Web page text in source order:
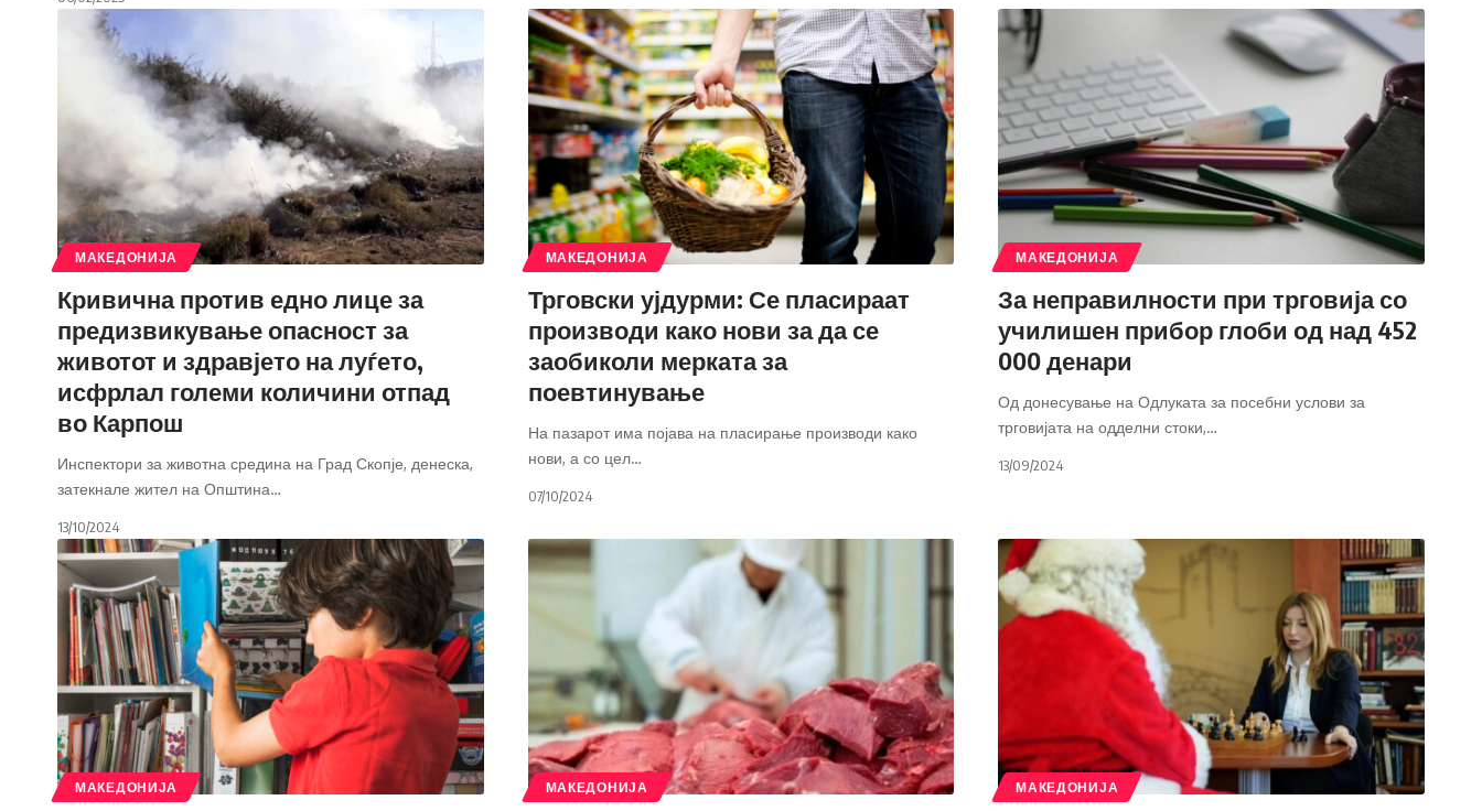
МАКЕДОНИЈА
Кривична против едно лице за
предизвикување опасност за
животот и здравјето на луѓето,
исфрлал големи количини отпад
во Карпош
Инспектори за животна средина на Град Скопје, денеска,
затекнале жител на Општина…
13/10/2024
МАКЕДОНИЈА
Трговски ујдурми: Се пласираат
производи како нови за да се
заобиколи мерката за
поевтинување
На пазарот има појава на пласирање производи како
нови, а со цел…
07/10/2024
МАКЕДОНИЈА
За неправилности при трговија со
училишен прибор глоби од над 452
000 денари
Од донесување на Одлуката за посебни услови за
трговијата на одделни стоки,…
13/09/2024
МАКЕДОНИЈА МАКЕДОНИЈА МАКЕДОНИЈА